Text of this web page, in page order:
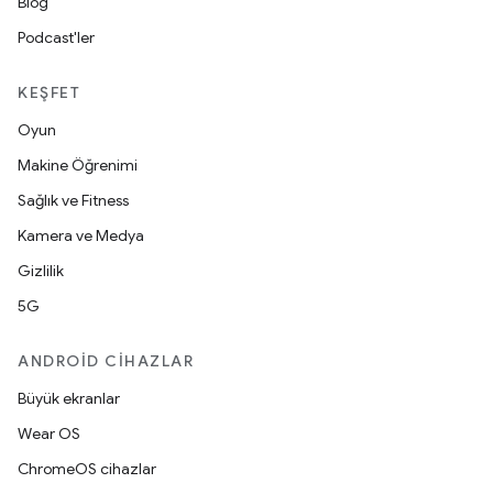
Podcast'ler
KEŞFET
Oyun
Makine Öğrenimi
Sağlık ve Fitness
Kamera ve Medya
Gizlilik
5G
ANDROID CIHAZLAR
Büyük ekranlar
Wear OS
ChromeOS cihazlar